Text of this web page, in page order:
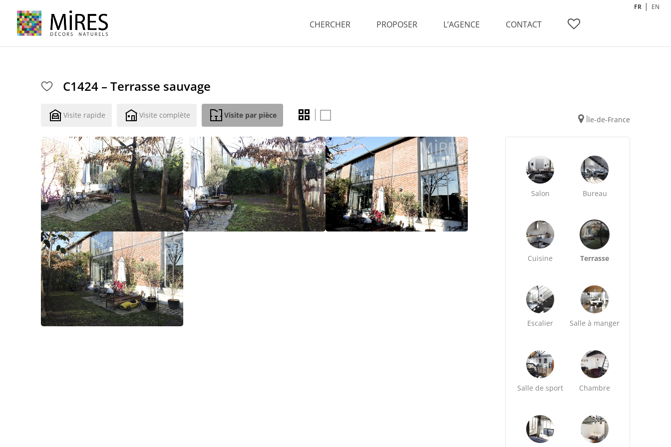
CHERCHER PROPOSER L’AGENCE CONTACT
FR EN
C1424 – Terrasse sauvage
Visite rapide Visite complète Visite par pièce Île-de-France
Salon Bureau
Cuisine Terrasse
Escalier Salle à manger
Salle de sport Chambre